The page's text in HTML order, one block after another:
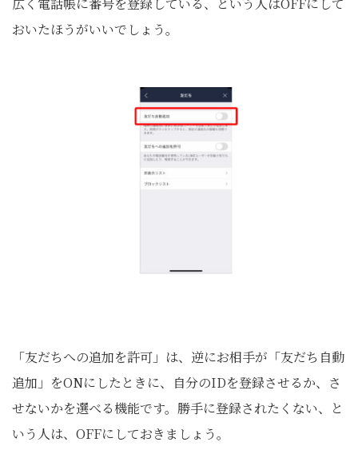
おいたほうがいいでしょう。
「友だちへの追加を許可」は、逆にお相手が「友だち自動
追加」をONにしたときに、自分のIDを登録させるか、さ
せないかを選べる機能です。勝手に登録されたくない、と
いう人は、OFFにしておきましょう。